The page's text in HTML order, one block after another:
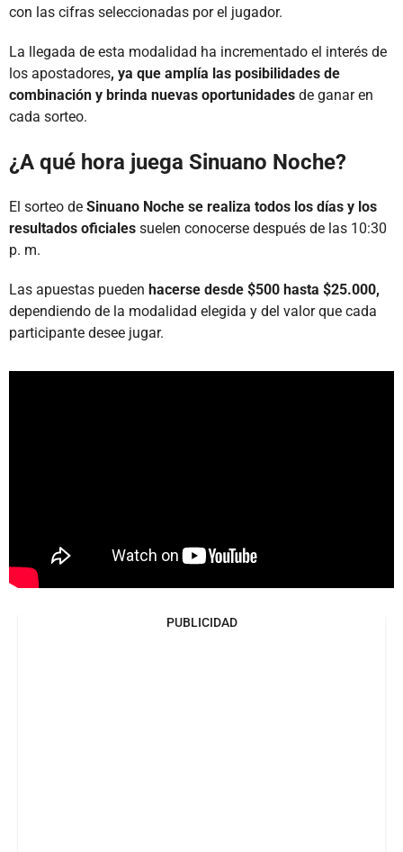
con las cifras seleccionadas por el jugador.
La llegada de esta modalidad ha incrementado el interés de
los apostadores, ya que amplía las posibilidades de
combinación y brinda nuevas oportunidades de ganar en
cada sorteo.
¿A qué hora juega Sinuano Noche?
El sorteo de Sinuano Noche se realiza todos los días y los
resultados oficiales suelen conocerse después de las 10:30
p. m.
Las apuestas pueden hacerse desde $500 hasta $25.000,
dependiendo de la modalidad elegida y del valor que cada
participante desee jugar.
PUBLICIDAD